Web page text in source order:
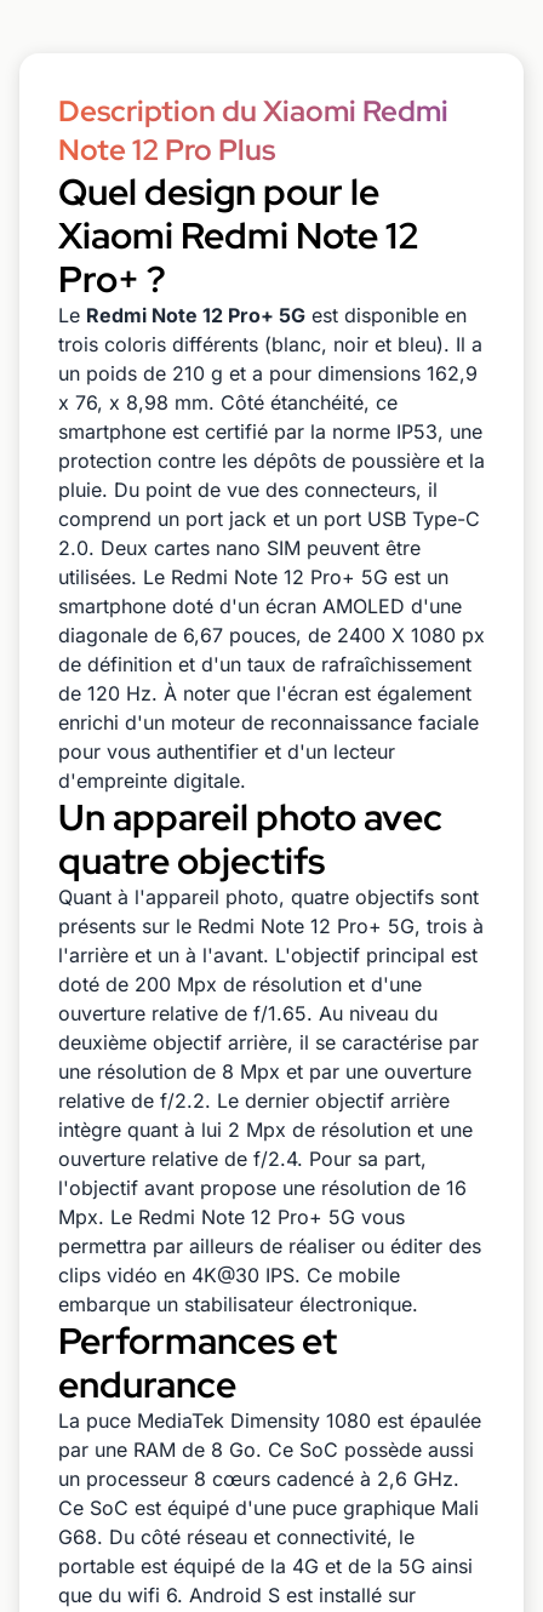
Description du Xiaomi Redmi
Note 12 Pro Plus
Quel design pour le
Xiaomi Redmi Note 12
Pro+ ?
Le Redmi Note 12 Pro+ 5G est disponible en
trois coloris différents (blanc, noir et bleu). Il a
un poids de 210 g et a pour dimensions 162,9
x 76, x 8,98 mm. Côté étanchéité, ce
smartphone est certifié par la norme IP53, une
protection contre les dépôts de poussière et la
pluie. Du point de vue des connecteurs, il
comprend un port jack et un port USB Type-C
2.0. Deux cartes nano SIM peuvent être
utilisées. Le Redmi Note 12 Pro+ 5G est un
smartphone doté d'un écran AMOLED d'une
diagonale de 6,67 pouces, de 2400 X 1080 px
de définition et d'un taux de rafraîchissement
de 120 Hz. À noter que l'écran est également
enrichi d'un moteur de reconnaissance faciale
pour vous authentifier et d'un lecteur
d'empreinte digitale.
Un appareil photo avec
quatre objectifs
Quant à l'appareil photo, quatre objectifs sont
présents sur le Redmi Note 12 Pro+ 5G, trois à
l'arrière et un à l'avant. L'objectif principal est
doté de 200 Mpx de résolution et d'une
ouverture relative de f/1.65. Au niveau du
deuxième objectif arrière, il se caractérise par
une résolution de 8 Mpx et par une ouverture
relative de f/2.2. Le dernier objectif arrière
intègre quant à lui 2 Mpx de résolution et une
ouverture relative de f/2.4. Pour sa part,
l'objectif avant propose une résolution de 16
Mpx. Le Redmi Note 12 Pro+ 5G vous
permettra par ailleurs de réaliser ou éditer des
clips vidéo en 4K@30 IPS. Ce mobile
embarque un stabilisateur électronique.
Performances et
endurance
La puce MediaTek Dimensity 1080 est épaulée
par une RAM de 8 Go. Ce SoC possède aussi
un processeur 8 cœurs cadencé à 2,6 GHz.
Ce SoC est équipé d'une puce graphique Mali
G68. Du côté réseau et connectivité, le
portable est équipé de la 4G et de la 5G ainsi
que du wifi 6. Android S est installé sur